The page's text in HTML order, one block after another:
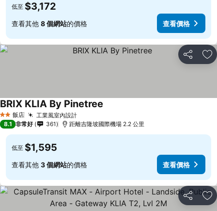
低至 $3,172
查看其他 8 個網站的價格 查看價格
分享 加
2 星級飯店 工業風室內設計
BRIX KLIA By Pinetree
8.1 非常好 361 距離吉隆坡國際機場 2.2 公里
低至 $1,595
查看其他 3 個網站的價格 查看價格
分享 加